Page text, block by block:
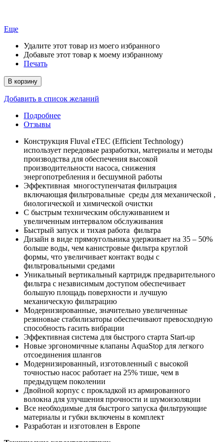
Еще
Удалите этот товар из моего избранного
Добавьте этот товар к моему избранному
Печать
В корзину
Добавить в список желаний
Подробнее
Отзывы
Конструкция Fluval eTEC (Efficient Technology)
использует передовые разработки, материалы и методы
производства для обеспечения высокой
производительности насоса, снижения
энергопотребления и бесшумной работы
Эффективная многоступенчатая фильтрация
включающая фильтровальные среды для механической ,
биологической и химической очистки
С быстрым техническим обслуживанием и
увеличенным интервалом обслуживания
Быстрый запуск и тихая работа фильтра
Дизайн в виде прямоугольника удерживает на 35 – 50%
больше воды, чем канистровые фильтра круглой
формы, что увеличивает контакт воды с
фильтровальными средами
Уникальный вертикальный картридж предварительного
фильтра с независимым доступом обеспечивает
большую площадь поверхности и лучшую
механическую фильтрацию
Модернизированные, значительно увеличенные
резиновые стабилизаторы обеспечивают превосходную
способность гасить вибрации
Эффективная система для быстрого старта Start-up
Новые эргономичные клапаны AquaStop для легкого
отсоединения шлангов
Модернизированный, изготовленный с высокой
точностью насос работает на 25% тише, чем в
предыдущем поколении
Двойной корпус с прокладкой из армированного
волокна для улучшения прочности и шумоизоляции
Все необходимые для быстрого запуска фильтрующие
материалы и губки включены в комплект
Разработан и изготовлен в Европе